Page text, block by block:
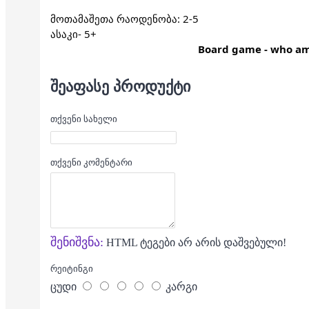
მოთამაშეთა რაოდენობა: 2-5
ასაკი- 5+
Board game - who
ᲨᲔᲐᲤᲐᲡᲔ ᲞᲠᲝᲓᲣᲥᲢᲘ
თქვენი სახელი
თქვენი კომენტარი
შენიშვნა: HTML ტეგები არ არის დაშვებული!
რეიტინგი
ცუდი კარგი